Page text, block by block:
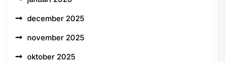
december 2025
november 2025
oktober 2025